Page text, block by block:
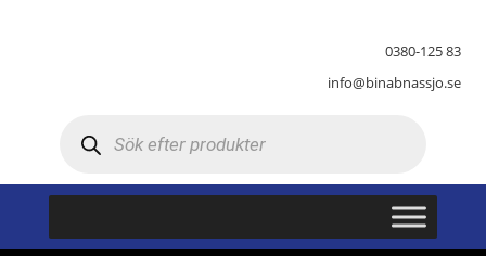
0380-125 83
info@binabnassjo.se